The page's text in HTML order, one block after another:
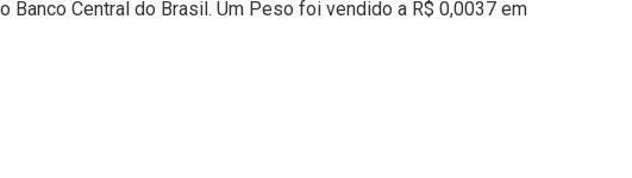
Central do Brasil. Um Peso foi vendido a R$ 0,0037 em